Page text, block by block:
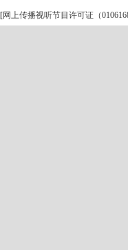
[网上传播视听节目许可证（